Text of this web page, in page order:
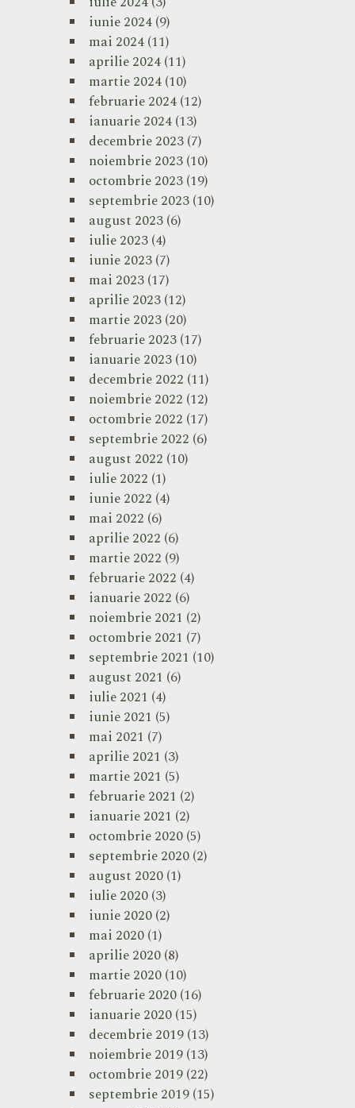
iunie 2024(9)
mai 2024(11)
aprilie 2024(11)
martie 2024(10)
februarie 2024(12)
ianuarie 2024(13)
decembrie 2023(7)
noiembrie 2023(10)
octombrie 2023(19)
septembrie 2023(10)
august 2023(6)
iulie 2023(4)
iunie 2023(7)
mai 2023(17)
aprilie 2023(12)
martie 2023(20)
februarie 2023(17)
ianuarie 2023(10)
decembrie 2022 (11)
noiembrie 2022 (12)
octombrie 2022 (17)
septembrie 2022 (6)
august 2022 (10)
iulie 2022 (1)
iunie 2022 (4)
mai 2022 (6)
aprilie 2022 (6)
martie 2022 (9)
februarie 2022 (4)
ianuarie 2022 (6)
noiembrie 2021 (2)
octombrie 2021 (7)
septembrie 2021 (10)
august 2021 (6)
iulie 2021 (4)
iunie 2021 (5)
mai 2021 (7)
aprilie 2021 (3)
martie 2021 (5)
februarie 2021 (2)
ianuarie 2021 (2)
octombrie 2020(5)
septembrie 2020(2)
august 2020(1)
iulie 2020(3)
iunie 2020(2)
mai 2020(1)
aprilie 2020(8)
martie 2020(10)
februarie 2020(16)
ianuarie 2020(15)
decembrie 2019(13)
noiembrie 2019(13)
octombrie 2019(22)
septembrie 2019(15)